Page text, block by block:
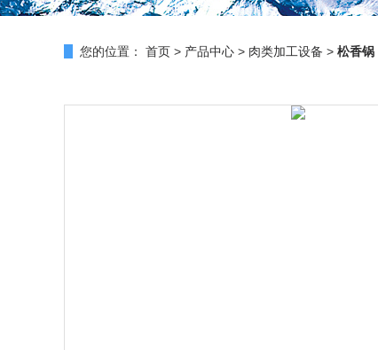
您的位置： 首页 > 产品中心 > 肉类加工设备 > 松香锅